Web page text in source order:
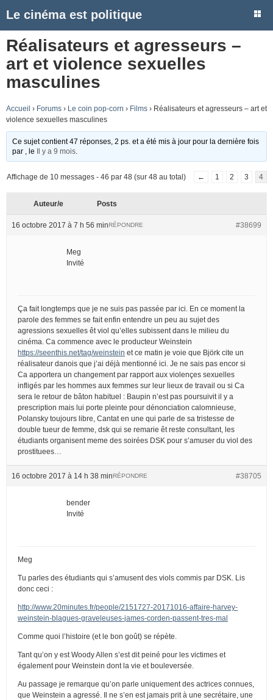
Le cinéma est politique
Réalisateurs et agresseurs –
art et violence sexuelles
masculines
Accueil › Forums › Le coin pop-corn › Films › Réalisateurs et agresseurs – art et
violence sexuelles masculines
Ce sujet contient 47 réponses, 2 ps. et a été mis à jour pour la dernière fois
par
, le Il y a 9 mois
Affichage de 10 messages - 46 par 48 (sur 48 au total) ← 1 2 3 4
Auteur/e Posts
16 octobre 2017 à 7 h 56 min #38699
RÉPONDRE
Meg
Invité
Ça fait longtemps que je ne suis pas passée par ici. En ce moment la
parole des femmes se fait enfin entendre un peu au sujet des
agressions sexuelles êt viol qu’elles subissent dans le milieu du
cinéma. Ca commence avec le producteur Weinstein
https://seenthis.net/tag/weinstein et ce matin je voie que Björk cite un
réalisateur danois que j’ai déjà mentionné ici. Je ne sais pas encor si
Ca apportera un changement par rapport aux violençes sexuelles
infligés par les hommes aux femmes sur leur lieux de travail ou si Ca
sera le retour de bâton habituel : Baupin n’est pas poursuivit il y a
prescription mais lui porte pleinte pour dénonciation calomnieuse,
Polansky toujours libre, Cantat en une qui parle de sa tristesse de
double tueur de femme, dsk qui se remarie êt reste consultant, les
étudiants organisent meme des soirées DSK pour s’amuser du viol des
prostituees…
16 octobre 2017 à 14 h 38 min #38705
RÉPONDRE
bender
Invité
Meg
Tu parles des étudiants qui s’amusent des viols commis par DSK. Lis
donc ceci :
http://www.20minutes.fr/people/2151727-20171016-affaire-harvey-
weinstein-blagues-graveleuses-james-corden-passent-tres-mal
Comme quoi l’histoire (et le bon goût) se répète.
Tant qu’on y est Woody Allen s’est dit peiné pour les victimes et
également pour Weinstein dont la vie et bouleversée.
Au passage je remarque qu’on parle uniquement des actrices connues,
que Weinstein a agressé. Il ne s’en est jamais prit à une secrétaire, une